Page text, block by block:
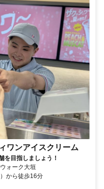
ワンアイスクリーム
を目指しましょう！
ォーク大垣
から徒歩16分